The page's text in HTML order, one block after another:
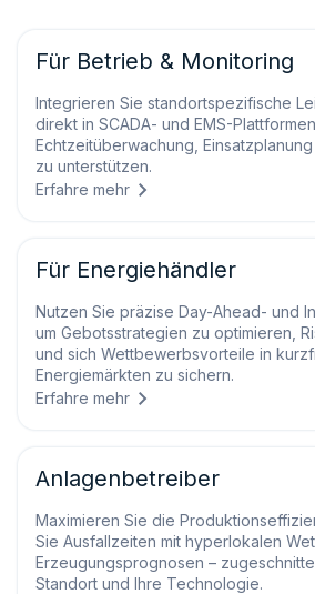
Für Betrieb & Monitoring
Integrieren Sie standortspezifische
direkt in SCADA- und EMS-
Echtzeitüberwachung,
zu unterstützen.
Erfahre mehr
Für Energiehändler
Nutzen Sie präzise Day-Ahead- und
um Gebotsstrategien zu optimieren,
und sich Wettbewerbsvorteile in
Energiemärkten zu sichern.
Erfahre mehr
Anlagenbetreiber
Maximieren Sie die
Sie Ausfallzeiten mit hyperlokalen
Erzeugungsprognosen –
Standort und Ihre Technologie.